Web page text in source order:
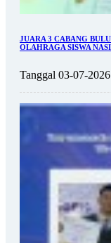
JUARA 3 CABANG
OLAHRAGA SISWA
Tanggal 03-07-